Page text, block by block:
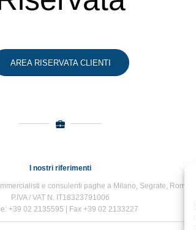
AREA RISERVATA CLIENTI
I nostri riferimenti
e consulenti paghe a Milano, Segrate, Roma e
P.IVA / VAT N. IT18323791006
+39 02 2135595 | Fax +39 02 2133227